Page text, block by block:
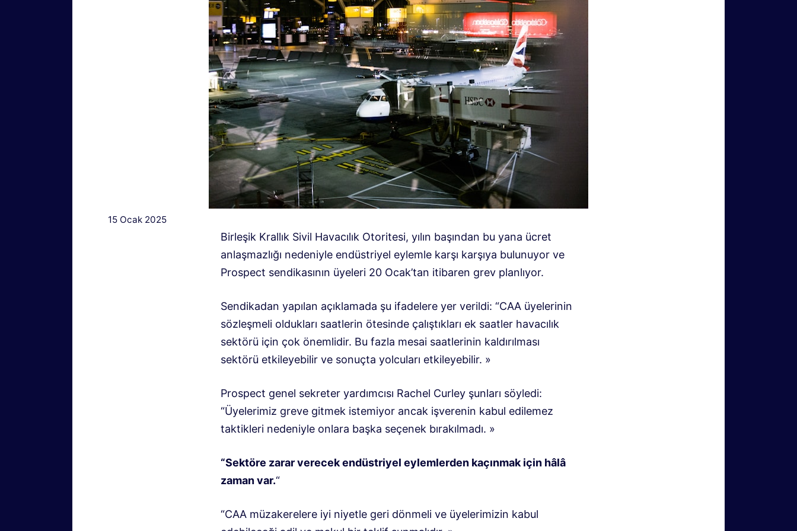
15 Ocak 2025
Birleşik Krallık Sivil Havacılık Otoritesi, yılın başından bu yana ücret
anlaşmazlığı nedeniyle endüstriyel eylemle karşı karşıya bulunuyor ve
Prospect sendikasının üyeleri 20 Ocak’tan itibaren grev planlıyor.
Sendikadan yapılan açıklamada şu ifadelere yer verildi: “CAA üyelerinin
sözleşmeli oldukları saatlerin ötesinde çalıştıkları ek saatler havacılık
sektörü için çok önemlidir. Bu fazla mesai saatlerinin kaldırılması
sektörü etkileyebilir ve sonuçta yolcuları etkileyebilir. »
Prospect genel sekreter yardımcısı Rachel Curley şunları söyledi:
“Üyelerimiz greve gitmek istemiyor ancak işverenin kabul edilemez
taktikleri nedeniyle onlara başka seçenek bırakılmadı. »
“Sektöre zarar verecek endüstriyel eylemlerden kaçınmak için hâlâ
zaman var.“
“CAA müzakerelere iyi niyetle geri dönmeli ve üyelerimizin kabul